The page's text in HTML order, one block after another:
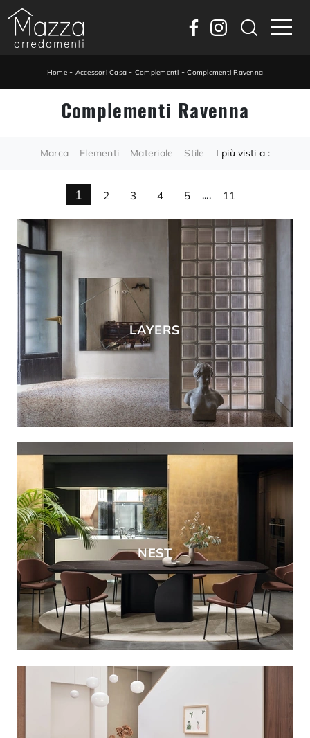
Home- Accessori Casa - Complementi -Complementi Ravenna
Complementi Ravenna
Marca Elementi Materiale Stile I più visti a :
1 2 3 4 5 .... 11
LAYERS
NEST